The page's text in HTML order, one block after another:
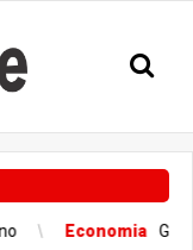
Grupo Cyrela é